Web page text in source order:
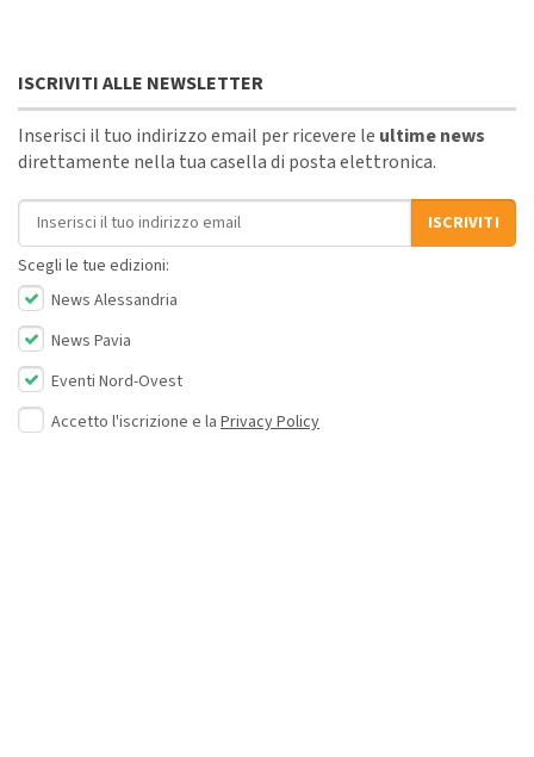
ISCRIVITI ALLE NEWSLETTER
Inserisci il tuo indirizzo email per ricevere le ultime news
direttamente nella tua casella di posta elettronica.
Indirizzo email
ISCRIVITI
Scegli le tue edizioni:
News Alessandria
News Pavia
Eventi Nord-Ovest
Accetto l'iscrizione e la Privacy Policy